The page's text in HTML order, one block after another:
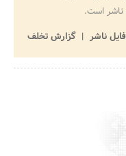
است.
ناشر
گزارش تخلف